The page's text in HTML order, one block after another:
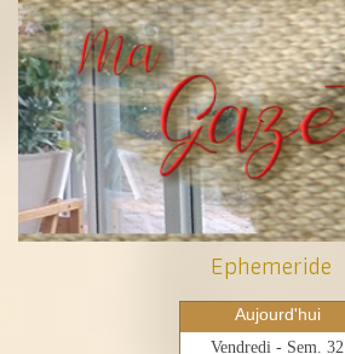
Ephemeride
Aujourd'hui
Vendredi - Sem. 32